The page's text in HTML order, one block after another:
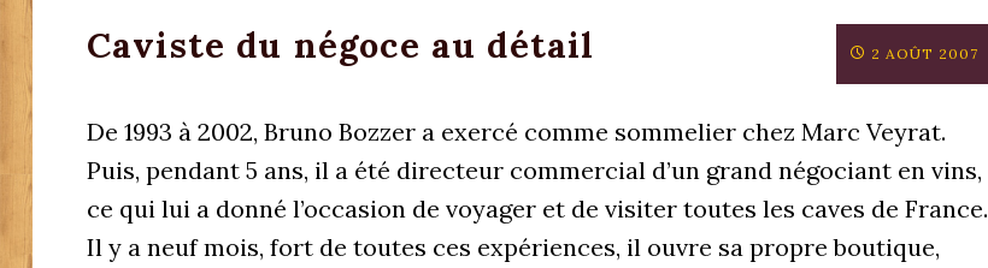
Caviste du négoce au détail 2 AOÛT 2007
De 1993 à 2002, Bruno Bozzer a exercé comme sommelier chez Marc Veyrat.
Puis, pendant 5 ans, il a été directeur commercial d’un grand négociant en vins,
ce qui lui a donné l’occasion de voyager et de visiter toutes les caves de France.
Il y a neuf mois, fort de toutes ces expériences, il ouvre sa propre boutique,